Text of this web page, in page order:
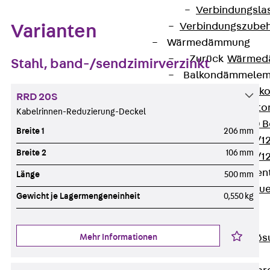
Wärmedämmung
Zurück
ISOPRO®
ISOPRO® 120
ISOPRO® 80/
ISOPRO® 80/
Zurück
ISOMUR®
Digitale
Varianten
Stahl, band-/sendzimirverzinkt
RRD 20S
Kabelrinnen-Reduzierung-Deckel
Breite 1 206 mm
Breite 2 106 mm
Länge 500 mm
Gewicht je Lagermengeneinheit 0,550 kg
Mehr Informationen